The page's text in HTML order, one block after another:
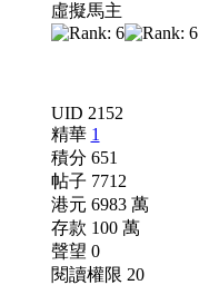
虛擬馬主
UID 2152
精華 1
積分 651
帖子 7712
港元 6983 萬
存款 100 萬
聲望 0
閱讀權限 20